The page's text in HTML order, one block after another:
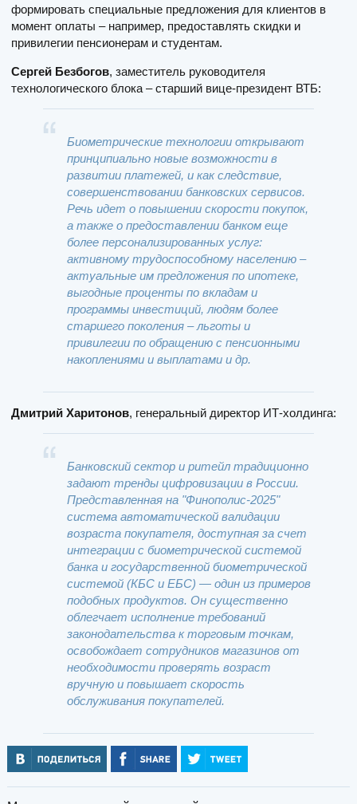
формировать специальные предложения для клиентов в
момент оплаты – например, предоставлять скидки и
привилегии пенсионерам и студентам.
Сергей Безбогов, заместитель руководителя
технологического блока – старший вице-президент ВТБ:
Биометрические технологии открывают
принципиально новые возможности в
развитии платежей, и как следствие,
совершенствовании банковских сервисов.
Речь идет о повышении скорости покупок,
а также о предоставлении банком еще
более персонализированных услуг:
активному трудоспособному населению –
актуальные им предложения по ипотеке,
выгодные проценты по вкладам и
программы инвестиций, людям более
старшего поколения – льготы и
привилегии по обращению с пенсионными
накоплениями и выплатами и др.
Дмитрий Харитонов, генеральный директор ИТ-холдинга:
Банковский сектор и ритейл традиционно
задают тренды цифровизации в России.
Представленная на "Финополис-2025"
система автоматической валидации
возраста покупателя, доступная за счет
интеграции с биометрической системой
банка и государственной биометрической
системой (КБС и ЕБС) — один из примеров
подобных продуктов. Он существенно
облегчает исполнение требований
законодательства к торговым точкам,
освобождает сотрудников магазинов от
необходимости проверять возраст
вручную и повышает скорость
обслуживания покупателей.